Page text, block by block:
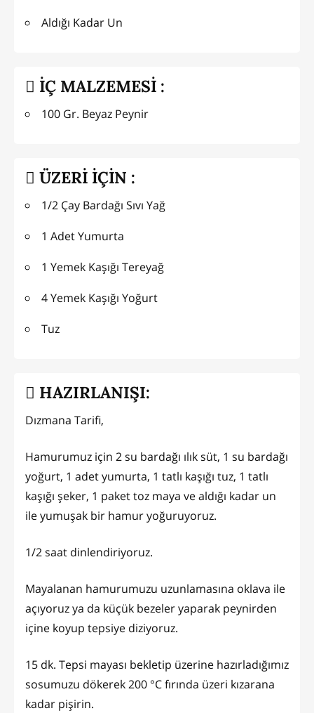
Aldığı Kadar Un
İÇ MALZEMESİ :
100 Gr. Beyaz Peynir
ÜZERİ İÇİN :
1/2 Çay Bardağı Sıvı Yağ
1 Adet Yumurta
1 Yemek Kaşığı Tereyağ
4 Yemek Kaşığı Yoğurt
Tuz
HAZIRLANIŞI:
Dızmana Tarifi,
Hamurumuz için 2 su bardağı ılık süt, 1 su bardağı
yoğurt, 1 adet yumurta, 1 tatlı kaşığı tuz, 1 tatlı
kaşığı şeker, 1 paket toz maya ve aldığı kadar un
ile yumuşak bir hamur yoğuruyoruz.
1/2 saat dinlendiriyoruz.
Mayalanan hamurumuzu uzunlamasına oklava ile
açıyoruz ya da küçük bezeler yaparak peynirden
içine koyup tepsiye diziyoruz.
15 dk. Tepsi mayası bekletip üzerine hazırladığımız
sosumuzu dökerek 200 °C fırında üzeri kızarana
kadar pişirin.